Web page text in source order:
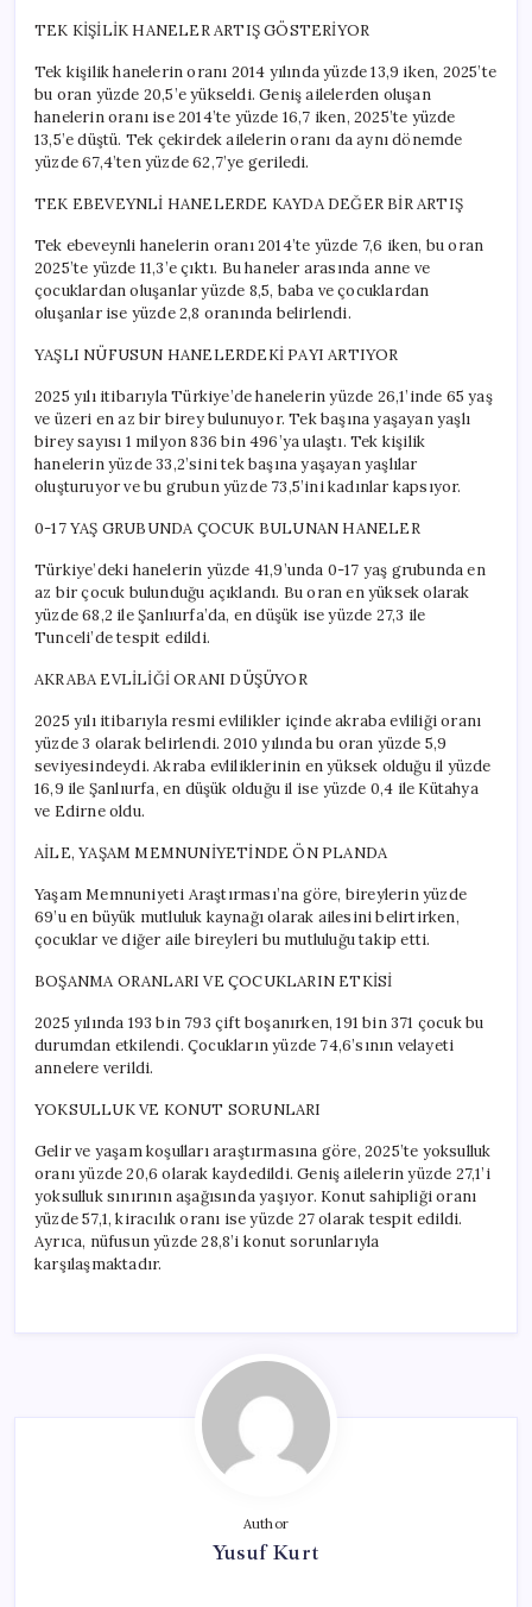
TEK KİŞİLİK HANELER ARTIŞ GÖSTERİYOR
Tek kişilik hanelerin oranı 2014 yılında yüzde 13,9 iken, 2025’te
bu oran yüzde 20,5’e yükseldi. Geniş ailelerden oluşan
hanelerin oranı ise 2014’te yüzde 16,7 iken, 2025’te yüzde
13,5’e düştü. Tek çekirdek ailelerin oranı da aynı dönemde
yüzde 67,4’ten yüzde 62,7’ye geriledi.
TEK EBEVEYNLİ HANELERDE KAYDA DEĞER BİR ARTIŞ
Tek ebeveynli hanelerin oranı 2014’te yüzde 7,6 iken, bu oran
2025’te yüzde 11,3’e çıktı. Bu haneler arasında anne ve
çocuklardan oluşanlar yüzde 8,5, baba ve çocuklardan
oluşanlar ise yüzde 2,8 oranında belirlendi.
YAŞLI NÜFUSUN HANELERDEKİ PAYI ARTIYOR
2025 yılı itibarıyla Türkiye’de hanelerin yüzde 26,1’inde 65 yaş
ve üzeri en az bir birey bulunuyor. Tek başına yaşayan yaşlı
birey sayısı 1 milyon 836 bin 496’ya ulaştı. Tek kişilik
hanelerin yüzde 33,2’sini tek başına yaşayan yaşlılar
oluşturuyor ve bu grubun yüzde 73,5’ini kadınlar kapsıyor.
0-17 YAŞ GRUBUNDA ÇOCUK BULUNAN HANELER
Türkiye’deki hanelerin yüzde 41,9’unda 0-17 yaş grubunda en
az bir çocuk bulunduğu açıklandı. Bu oran en yüksek olarak
yüzde 68,2 ile Şanlıurfa’da, en düşük ise yüzde 27,3 ile
Tunceli’de tespit edildi.
AKRABA EVLİLİĞİ ORANI DÜŞÜYOR
2025 yılı itibarıyla resmi evlilikler içinde akraba evliliği oranı
yüzde 3 olarak belirlendi. 2010 yılında bu oran yüzde 5,9
seviyesindeydi. Akraba evliliklerinin en yüksek olduğu il yüzde
16,9 ile Şanlıurfa, en düşük olduğu il ise yüzde 0,4 ile Kütahya
ve Edirne oldu.
AİLE, YAŞAM MEMNUNİYETİNDE ÖN PLANDA
Yaşam Memnuniyeti Araştırması’na göre, bireylerin yüzde
69’u en büyük mutluluk kaynağı olarak ailesini belirtirken,
çocuklar ve diğer aile bireyleri bu mutluluğu takip etti.
BOŞANMA ORANLARI VE ÇOCUKLARIN ETKİSİ
2025 yılında 193 bin 793 çift boşanırken, 191 bin 371 çocuk bu
durumdan etkilendi. Çocukların yüzde 74,6’sının velayeti
annelere verildi.
YOKSULLUK VE KONUT SORUNLARI
Gelir ve yaşam koşulları araştırmasına göre, 2025’te yoksulluk
oranı yüzde 20,6 olarak kaydedildi. Geniş ailelerin yüzde 27,1’i
yoksulluk sınırının aşağısında yaşıyor. Konut sahipliği oranı
yüzde 57,1, kiracılık oranı ise yüzde 27 olarak tespit edildi.
Ayrıca, nüfusun yüzde 28,8’i konut sorunlarıyla
karşılaşmaktadır.
Author
Yusuf Kurt